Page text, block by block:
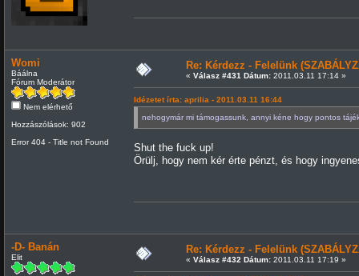
Womi
Báálna
Fórum Moderátor
Nem elérhető
Hozzászólások: 902
Error 404 - Title not Found
Re: Kérdezz - Felelünk
« Válasz #431 Dátum:2011.03.11 17:14 »
Idézetet írta: aprilia - 2011.03.11 16:44
nehogymár mi támogassunk, annyi kéne hogy pontos
Shut the fuck up!
Örülj, hogy nem kér érte pénzt, és hogy
-D- Banán
Elit
Re: Kérdezz - Felelünk
« Válasz #432 Dátum:2011.03.11 17:19 »